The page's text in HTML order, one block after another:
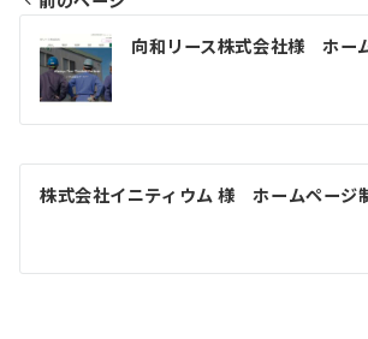
投
稿
ナ
ビ
ゲ
シ
向和リース株式会社様 ホー
株式会社イニティウム 様 ホームページ